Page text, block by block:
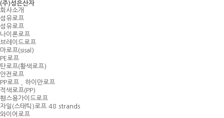
(주)성은산자
회사소개
섬유로프
섬유로프
나이론로프
브레이드로프
마로프(sisal)
PE로프
탄로프(황색로프)
안전로프
PP로프 , 하이만로프
적색로프(PP)
휀스용가이드로프
자일(스태틱)로프 48 strands
와이어로프